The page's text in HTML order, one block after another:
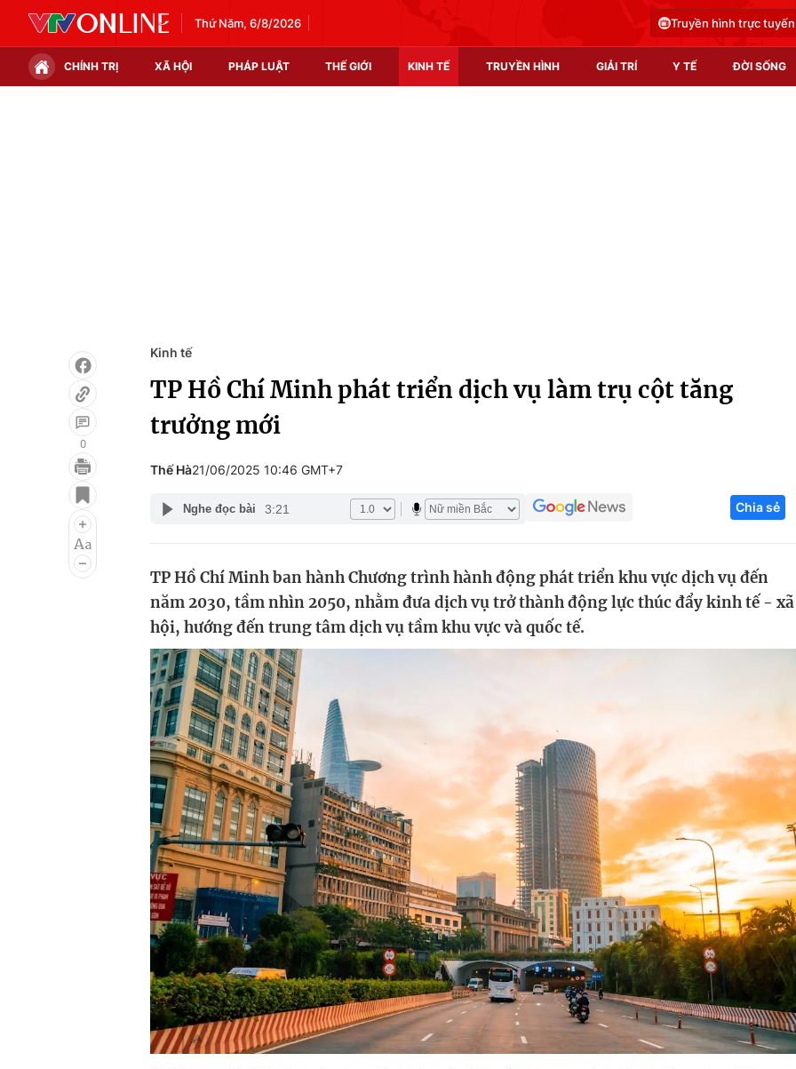
Thứ Năm, 6/8/2026 Truyền hình trực tuyến
CHÍNH TRỊ XÃ HỘI PHÁP LUẬT THẾ GIỚI KINH TẾ TRUYỀN HÌNH GIẢI TRÍ Y TẾ ĐỜI SỐNG
Infographic
Điện ảnh
Âm nhạc
Du lịch
Chất lượng cuộc sống
Tuyển sinh
Hitech Công
Thị trường
0
Kinh tế
TP Hồ Chí Minh phát triển dịch vụ làm trụ cột tăng
trưởng mới
Thế Hà21/06/2025 10:46 GMT+7
Nghe đọc bài 3:21 Chia sẻ
TP Hồ Chí Minh ban hành Chương trình hành động phát triển khu vực dịch vụ đến
năm 2030, tầm nhìn 2050, nhằm đưa dịch vụ trở thành động lực thúc đẩy kinh tế - xã
hội, hướng đến trung tâm dịch vụ tầm khu vực và quốc tế.